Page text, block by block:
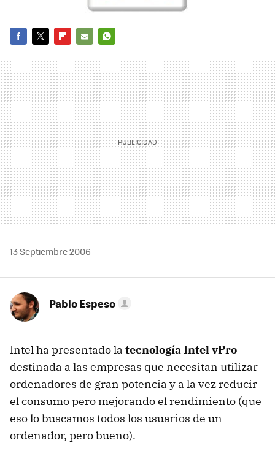
MAIL
13 Septiembre 2006
Pablo Espeso
Intel ha presentado la tecnología Intel vPro
destinada a las empresas que necesitan utilizar
ordenadores de gran potencia y a la vez reducir
el consumo pero mejorando el rendimiento (que
eso lo buscamos todos los usuarios de un
ordenador, pero bueno).